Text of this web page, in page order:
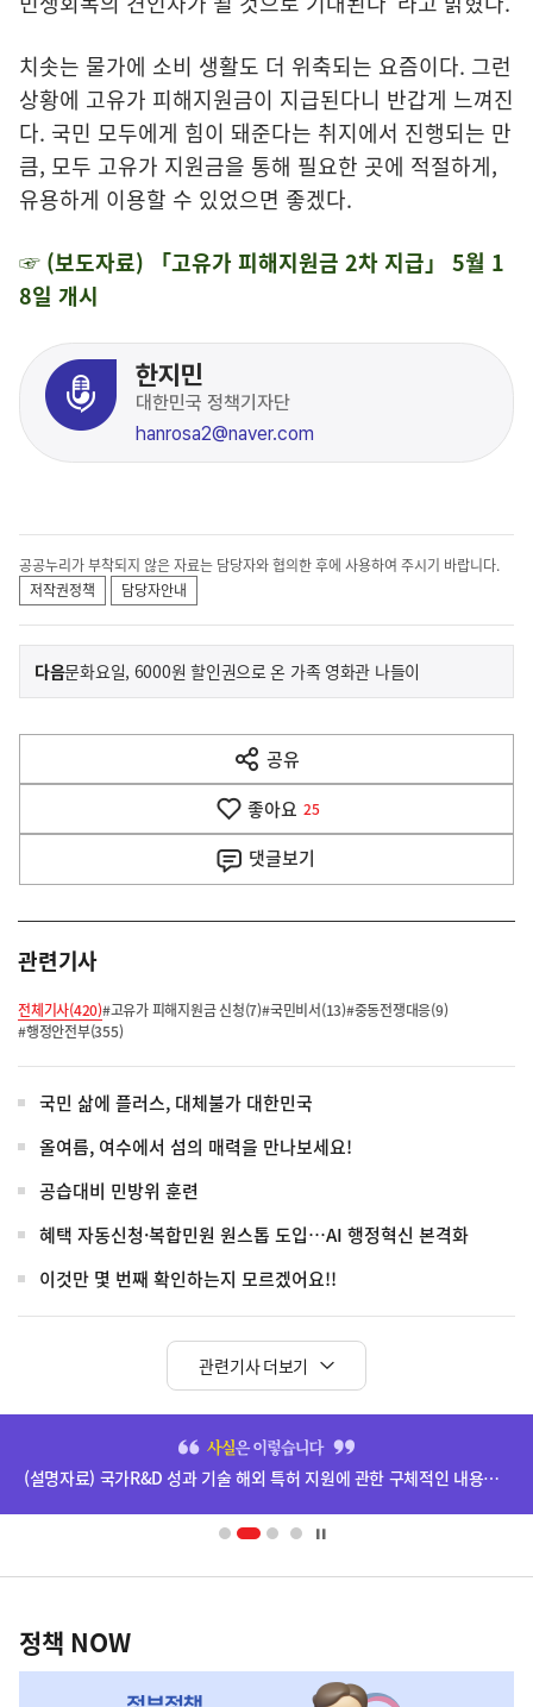
치솟는 물가에 소비 생활도 더 위축되는 요즘이다. 그런
상황에 고유가 피해지원금이 지급된다니 반갑게 느껴진
다. 국민 모두에게 힘이 돼준다는 취지에서 진행되는 만
큼, 모두 고유가 지원금을 통해 필요한 곳에 적절하게,
유용하게 이용할 수 있었으면 좋겠다.
☞ (보도자료) 「고유가 피해지원금 2차 지급」 5월 1
8일 개시
한지민
대한민국 정책기자단
hanrosa2@naver.com
공공누리가 부착되지 않은 자료는 담당자와 협의한 후에 사용하여 주시기 바랍니다.
저작권정책
담당자안내
이
전
다
음
다음기
문화요일, 6000원 할인권으로 온 가족 영화관 나들이
공유
열
기
좋아요 25
댓글보기
관련기사
전체기사(420)#고유가 피해지원금 신청(7)#국민비서(13)#중동전쟁대응(9)
#행정안전부(355)
국민 삶에 플러스, 대체불가 대한민국
올여름, 여수에서 섬의 매력을 만나보세요!
공습대비 민방위 훈련
혜택 자동신청·복합민원 원스톱 도입…AI 행정혁신 본격화
이것만 몇 번째 확인하는지 모르겠어요!!
관련기사 더보기
영
(설명자료) 국가R&D 성과 기술 해외 특허 지원에 관한 구체적인 내용은 확정되지 않았습니다.
책
NOW,
정책 NOW